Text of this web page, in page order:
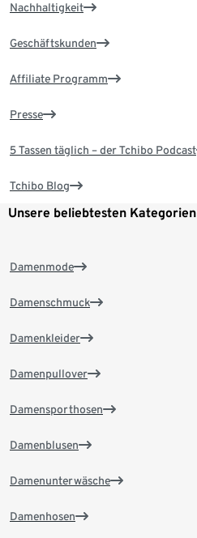
Nachhaltigkeit
Geschäftskunden
Affiliate Programm
Presse
5 Tassen täglich – der Tchibo Podcast
Tchibo Blog
Unsere beliebtesten Kategorien
Damenmode
Damenschmuck
Damenkleider
Damenpullover
Damensporthosen
Damenblusen
Damenunterwäsche
Damenhosen